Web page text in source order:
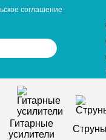
соглашение
Гитарные
усилители
Струны